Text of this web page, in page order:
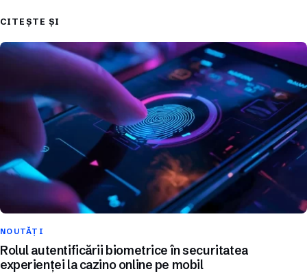
CITEȘTE ȘI
NOUTĂȚI
Rolul autentificării biometrice în securitatea
experienței la cazino online pe mobil